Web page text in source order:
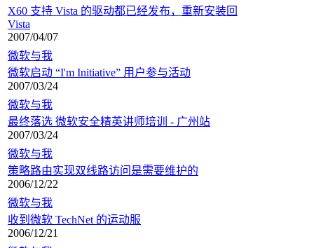
X60 支持 Vista 的驱动都已经发布，重新安装回
Vista
2007/04/07
微软与我
微软启动 “I'm Initiative” 用户参与活动
2007/03/24
微软与我
最终落选 微软安全精英讲师培训 - 广州站
2007/03/24
微软与我
策略路由实现双线路访问是需要维护的
2006/12/22
微软与我
收到微软 TechNet 的运动服
2006/12/21